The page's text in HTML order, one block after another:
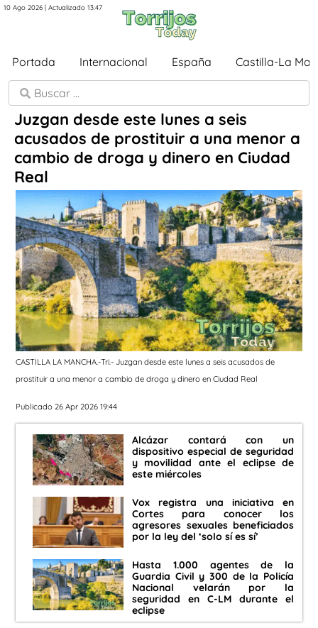
10 Ago 2026 | Actualizado 13:47
Portada Internacional España Castilla-La
Juzgan desde este lunes a seis
acusados de prostituir a una menor a
cambio de droga y dinero en Ciudad
Real
CASTILLA LA MANCHA.-Tri.- Juzgan desde este lunes a seis acusados de
prostituir a una menor a cambio de droga y dinero en Ciudad Real
Publicado 26 Apr 2026 19:44
Alcázar contará con un
dispositivo especial de seguridad
y movilidad ante el eclipse de
este miércoles
Vox registra una iniciativa en
Cortes para conocer los
agresores sexuales beneficiados
por la ley del ‘solo sí es sí’
Hasta 1.000 agentes de la
Guardia Civil y 300 de la Policía
Nacional velarán por la
seguridad en C-LM durante el
eclipse